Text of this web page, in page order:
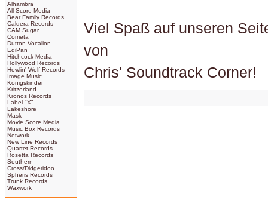
Alhambra
All Score Media
Bear Family Records
Caldera Records
CAM Sugar
Cometa
Dutton Vocalion
EdiPan
Hitchcock Media
Hollywood Records
Howlin' Wolf Records
Image Music
Königskinder
Kritzerland
Kronos Records
Label "X"
Lakeshore
Mask
Movie Score Media
Music Box Records
Network
New Line Records
Quartet Records
Rosetta Records
Southern
Cross/Didgeridoo
Spheris Records
Trunk Records
Waxwork
Viel Spaß auf unseren
von
Chris' Soundtrack Corner!